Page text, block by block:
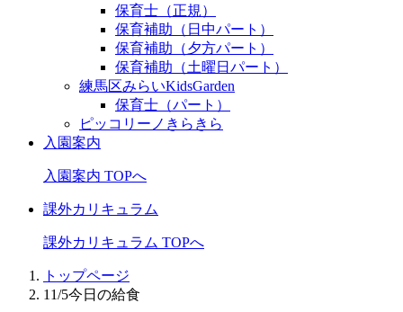
保育士（正規）
保育補助（日中パート）
保育補助（夕方パート）
保育補助（土曜日パート）
練馬区みらいKidsGarden
保育士（パート）
ピッコリーノきらきら
入園案内
入園案内 TOPへ
課外カリキュラム
課外カリキュラム TOPへ
トップページ
11/5今日の給食